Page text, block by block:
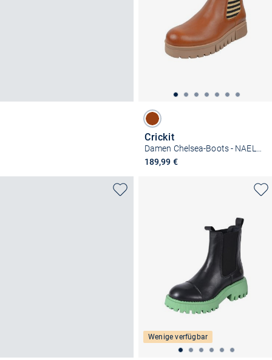
Crickit
189,99 €
Wenige verfügbar